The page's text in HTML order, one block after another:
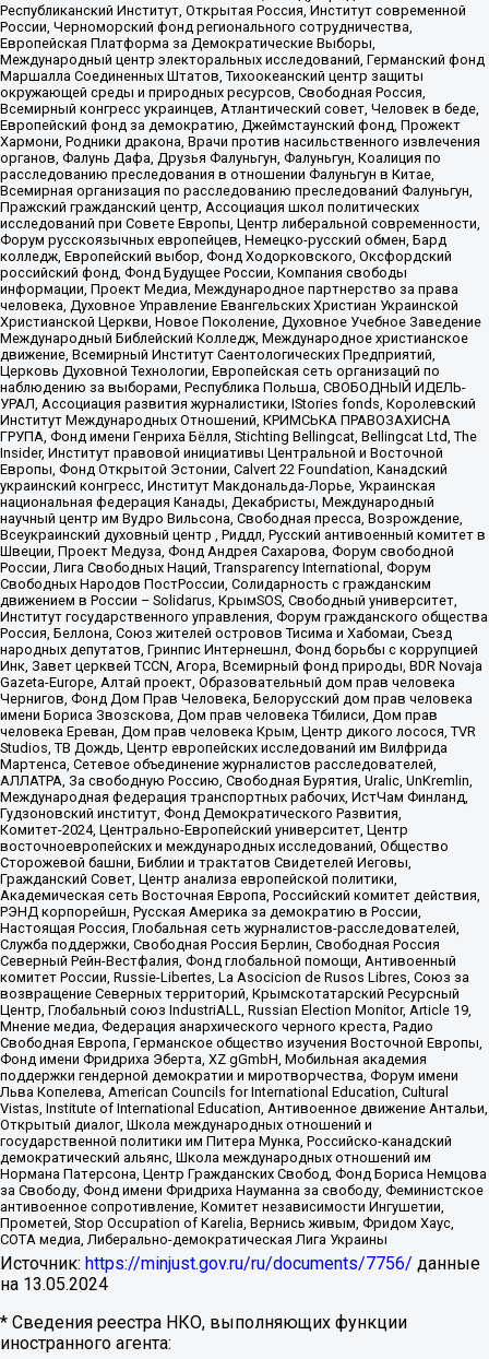
Республиканский Институт, Открытая Россия, Институт современной
России, Черноморский фонд регионального сотрудничества,
Европейская Платформа за Демократические Выборы,
Международный центр электоральных исследований, Германский фонд
Маршалла Соединенных Штатов, Тихоокеанский центр защиты
окружающей среды и природных ресурсов, Свободная Россия,
Всемирный конгресс украинцев, Атлантический совет, Человек в беде,
Европейский фонд за демократию, Джеймстаунский фонд, Прожект
Хармони, Родники дракона, Врачи против насильственного извлечения
органов, Фалунь Дафа, Друзья Фалуньгун, Фалуньгун, Коалиция по
расследованию преследования в отношении Фалуньгун в Китае,
Всемирная организация по расследованию преследований Фалуньгун,
Пражский гражданский центр, Ассоциация школ политических
исследований при Совете Европы, Центр либеральной современности,
Форум русскоязычных европейцев, Немецко-русский обмен, Бард
колледж, Европейский выбор, Фонд Ходорковского, Оксфордский
российский фонд, Фонд Будущее России, Компания свободы
информации, Проект Медиа, Международное партнерство за права
человека, Духовное Управление Евангельских Христиан Украинской
Христианской Церкви, Новое Поколение, Духовное Учебное Заведение
Международный Библейский Колледж, Международное христианское
движение, Всемирный Институт Саентологических Предприятий,
Церковь Духовной Технологии, Европейская сеть организаций по
наблюдению за выборами, Республика Польша, СВОБОДНЫЙ ИДЕЛЬ-
УРАЛ, Ассоциация развития журналистики, IStories fonds, Королевский
Институт Международных Отношений, КРИМСЬКА ПРАВОЗАХИСНА
ГРУПА, Фонд имени Генриха Бёлля, Stichting Bellingcat, Bellingcat Ltd, The
Insider, Институт правовой инициативы Центральной и Восточной
Европы, Фонд Открытой Эстонии, Calvert 22 Foundation, Канадский
украинский конгресс, Институт Макдональда-Лорье, Украинская
национальная федерация Канады, Декабристы, Международный
научный центр им Вудро Вильсона, Свободная пресса, Возрождение,
Всеукраинский духовный центр , Риддл, Русский антивоенный комитет в
Швеции, Проект Медуза, Фонд Андрея Сахарова, Форум свободной
России, Лига Свободных Наций, Transparеncy International, Форум
Свободных Народов ПостРоссии, Солидарность с гражданским
движением в России – Solidarus, КрымSOS, Свободный университет,
Институт государственного управления, Форум гражданского общества
Россия, Беллона, Союз жителей островов Тисима и Хабомаи, Съезд
народных депутатов, Гринпис Интернешнл, Фонд борьбы с коррупцией
Инк, Завет церквей TCCN, Агора, Всемирный фонд природы, BDR Novaja
Gazeta-Europe, Алтай проект, Образовательный дом прав человека
Чернигов, Фонд Дом Прав Человека, Белорусский дом прав человека
имени Бориса Звозскова, Дом прав человека Тбилиси, Дом прав
человека Ереван, Дом прав человека Крым, Центр дикого лосося, TVR
Studios, ТВ Дождь, Центр европейских исследований им Вилфрида
Мартенса, Сетевое объединение журналистов расследователей,
АЛЛАТРА, За свободную Россию, Свободная Бурятия, Uralic, UnKremlin,
Международная федерация транспортных рабочих, ИстЧам Финланд,
Гудзоновский институт, Фонд Демократического Развития,
Комитет-2024, Центрально-Европейский университет, Центр
восточноевропейских и международных исследований, Общество
Сторожевой башни, Библии и трактатов Свидетелей Иеговы,
Гражданский Совет, Центр анализа европейской политики,
Академическая сеть Восточная Европа, Российский комитет действия,
РЭНД корпорейшн, Русская Америка за демократию в России,
Настоящая Россия, Глобальная сеть журналистов-расследователей,
Служба поддержки, Свободная Россия Берлин, Свободная Россия
Северный Рейн-Вестфалия, Фонд глобальной помощи, Антивоенный
комитет России, Russie-Libertes, La Asocicion de Rusos Libres, Союз за
возвращение Северных территорий, Крымскотатарский Ресурсный
Центр, Глобальный союз IndustriALL, Russian Election Monitor, Article 19,
Мнение медиа, Федерация анархического черного креста, Радио
Свободная Европа, Германское общество изучения Восточной Европы,
Фонд имени Фридриха Эберта, XZ gGmbH, Мобильная академия
поддержки гендерной демократии и миротворчества, Форум имени
Льва Копелева, American Councils for International Education, Cultural
Vistas, Institute of International Education, Антивоенное движение Антальи,
Открытый диалог, Школа международных отношений и
государственной политики им Питера Мунка, Российско-канадский
демократический альянс, Школа международных отношений им
Нормана Патерсона, Центр Гражданских Свобод, Фонд Бориса Немцова
за Свободу, Фонд имени Фридриха Науманна за свободу, Феминистское
антивоенное сопротивление, Комитет независимости Ингушетии,
Прометей, Stop Occupation of Karelia, Вернись живым, Фридом Хаус,
СОТА медиа, Либерально-демократическая Лига Украины
Источник: https://minjust.gov.ru/ru/documents/7756/ данные
на 13.05.2024
* Сведения реестра НКО, выполняющих функции
иностранного агента: